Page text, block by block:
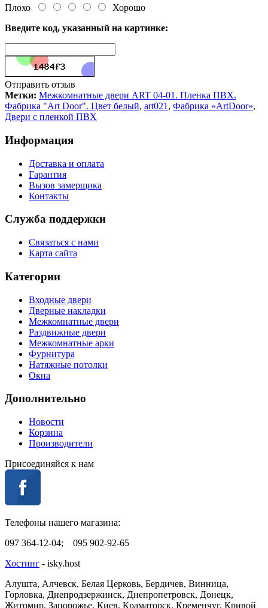
Плохо
Хорошо
Введите код, указанный на картинке:
Отправить отзыв
Метки: Межкомнатные двери ART 04-01. Пленка ПВХ.
Фабрика "Art Door". Цвет белый, art021 , Фабрика «ArtDoor»,
Двери с пленкой ПВХ
Информация
Доставка и оплата
Гарантия
Вызов замерщика
Контакты
Служба поддержки
Связаться с нами
Карта сайта
Категории
Входные двери
Дверные накладки
Межкомнатные двери
Раздвижные двери
Межкомнатные арки
Фурнитура
Натяжные потолки
Окна
Дополнительно
Новости
Корзина
Производители
Присоединяйся к нам
Телефоны нашего магазина:
097 364-12-04; 095 902-92-65
Хостинг - isky.host
Алушта, Алчевск, Белая Церковь, Бердичев, Винница,
Горловка, Днепродзержинск, Днепропетровск, Донецк,
Житомир, Запорожье, Киев, Краматорск, Кременчуг, Кривой